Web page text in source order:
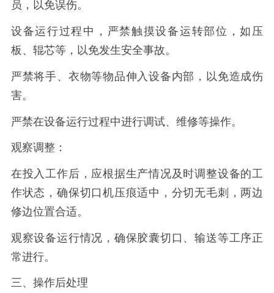
员，以免误伤。
设备运行过程中，严禁触摸设备运转部位，如压
板、辊芯等，以免发生安全事故。
严禁将手、衣物等物品伸入设备内部，以免造成伤
害。
严禁在设备运行过程中进行调试、维修等操作。
观察调整：
在投入工作后，应根据生产情况及时调整设备的工
作状态，确保切口机压痕适中，分切无毛刺，两边
修边位置合适。
观察设备运行情况，确保胶囊切口、输送等工序正
常进行。
三、操作后处理